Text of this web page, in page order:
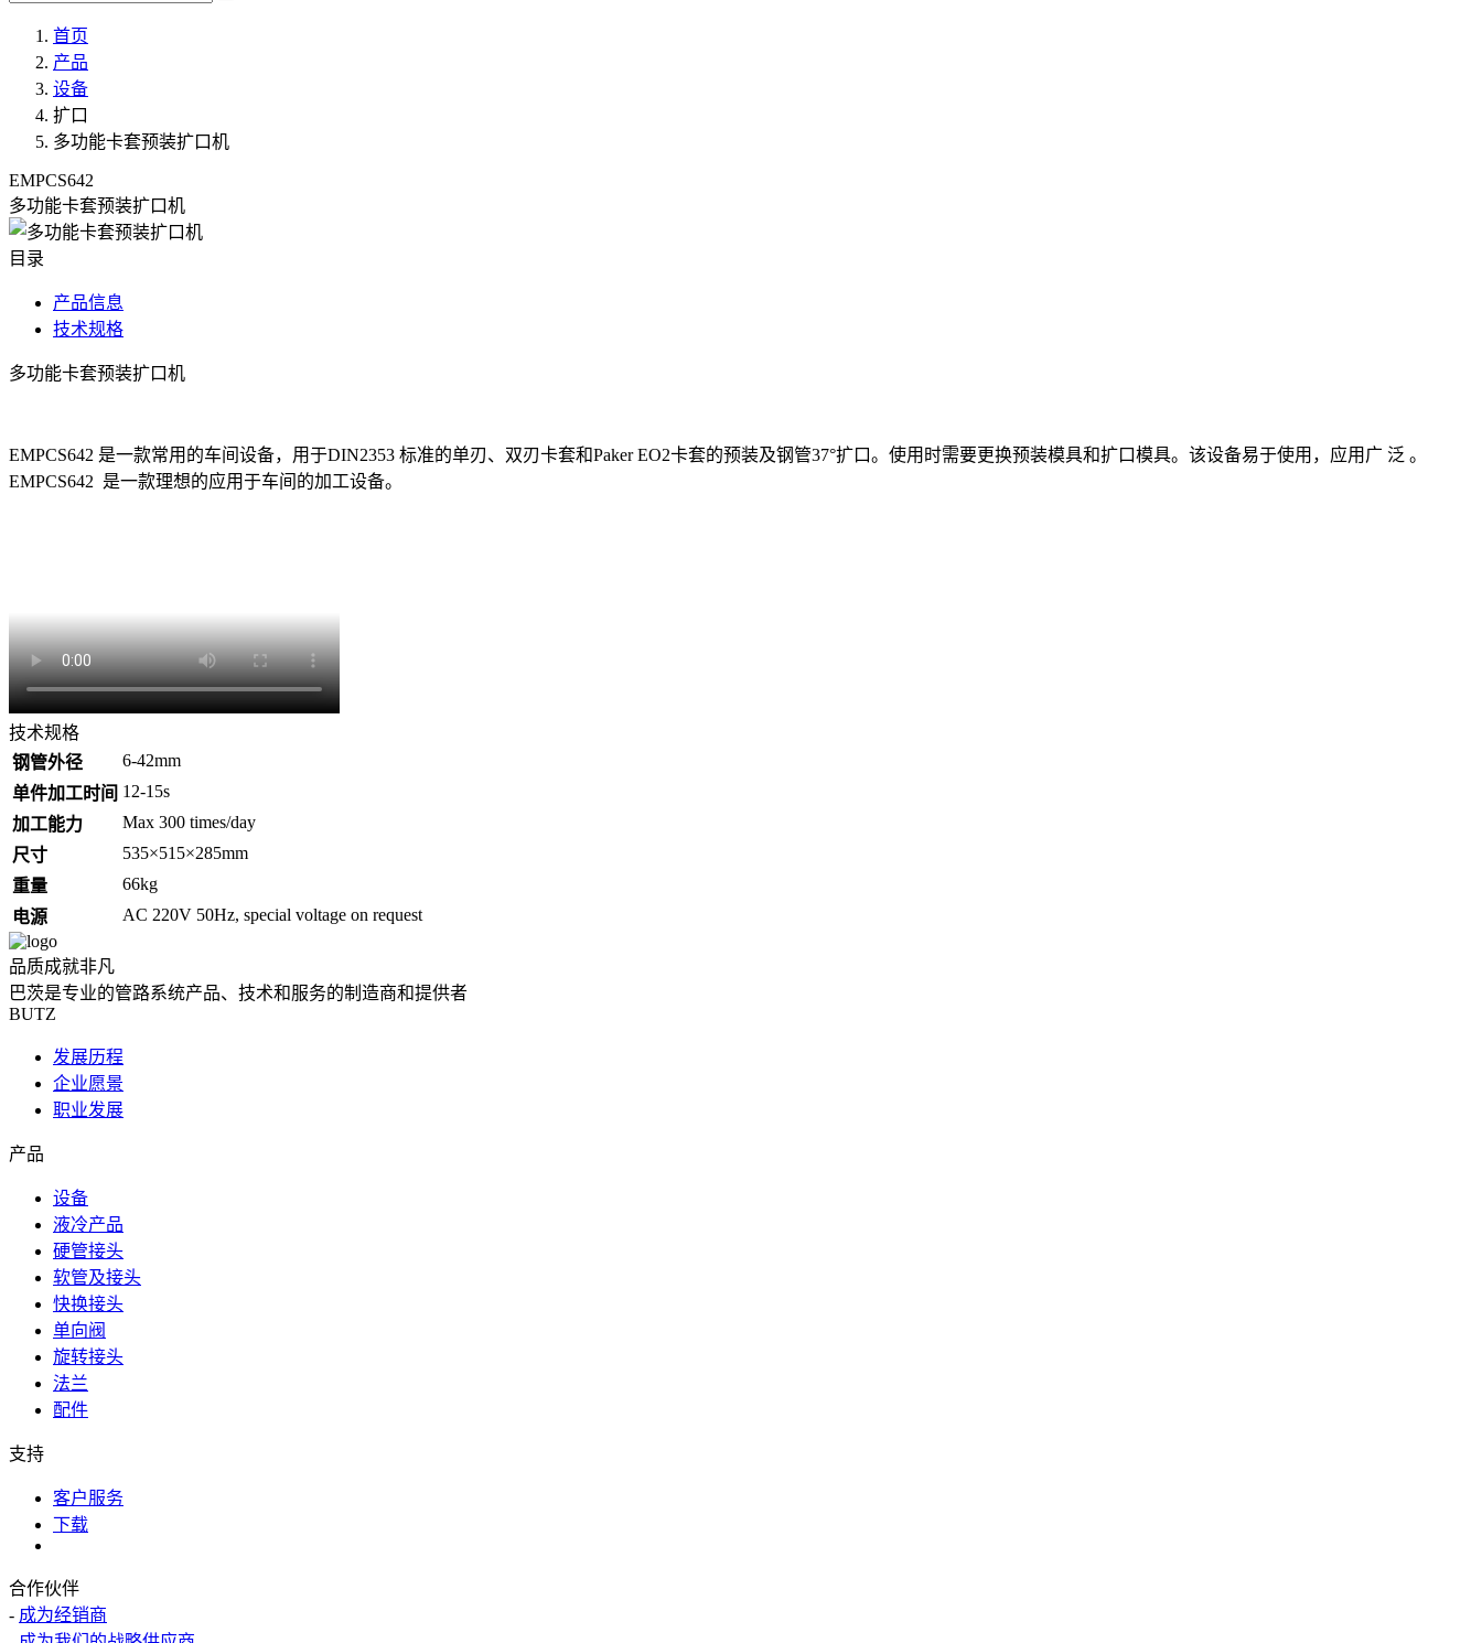
首页
产品
设备
扩口
多功能卡套预装扩口机
EMPCS642
多功能卡套预装扩口机
目录
产品信息
技术规格
多功能卡套预装扩口机
EMPCS642 是一款常用的车间设备，用于DIN2353 标准的单刃、双刃卡套和Paker EO2卡套的预装及钢管37°扩口。使用时需要更换预装模具和扩口模具。该设备易于使用，应用广 泛 。
EMPCS642 是一款理想的应用于车间的加工设备。
技术规格
钢管外径
6-42mm
单件加工时间 12-15s
加工能力
Max 300 times/day
尺寸
535×515×285mm
重量
66kg
电源
AC 220V 50Hz, special voltage on request
品质成就非凡
巴茨是专业的管路系统产品、技术和服务的制造商和提供者
BUTZ
发展历程
企业愿景
职业发展
产品
设备
液冷产品
硬管接头
软管及接头
快换接头
单向阀
旋转接头
法兰
配件
支持
客户服务
下载
合作伙伴
- 成为经销商